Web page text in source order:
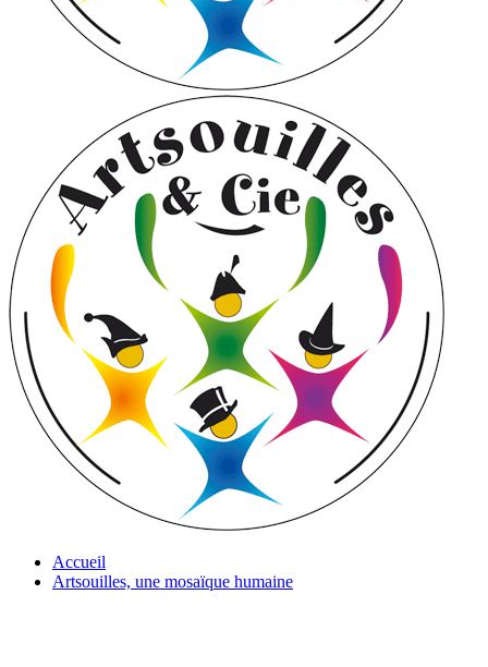
Accueil
Artsouilles, une mosaïque humaine